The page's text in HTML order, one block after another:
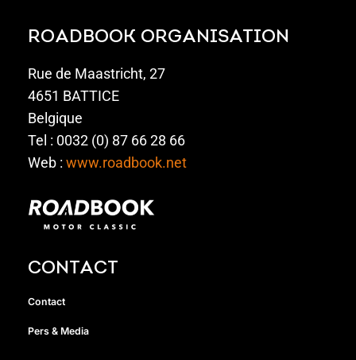
ROADBOOK ORGANISATION
Rue de Maastricht, 27
4651 BATTICE
Belgique
Tel : 0032 (0) 87 66 28 66
Web :www.roadbook.net
CONTACT
Contact
Pers & Media